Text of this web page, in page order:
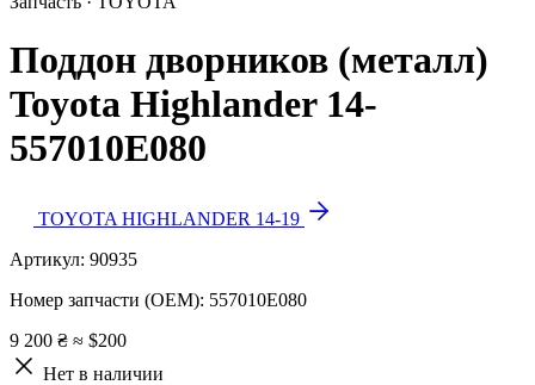
Поддон дворников (металл)
Toyota Highlander 14-
557010E080
TOYOTA HIGHLANDER 14-19
Артикул: 90935
Номер запчасти (OEM): 557010E080
9 200 ₴ ≈ $200
Нет в наличии